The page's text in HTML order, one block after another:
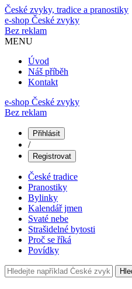
České zvyky, tradice a pranostiky
e-shop České zvyky
Bez reklam
MENU
Úvod
Náš příběh
Kontakt
e-shop České zvyky
Bez reklam
Přihlásit
/
Registrovat
České tradice
Pranostiky
Bylinky
Kalendář jmen
Svaté nebe
Strašidelné bytosti
Proč se říká
Povídky